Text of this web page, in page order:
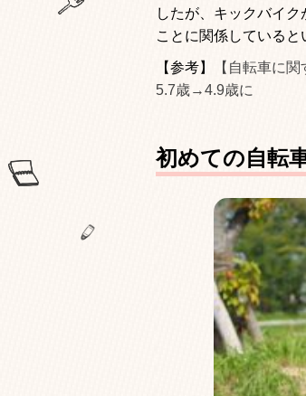
したが、キックバイ
ことに関係していると
【参考】
【自転車に
5.7歳→4.9歳に
初めての自転